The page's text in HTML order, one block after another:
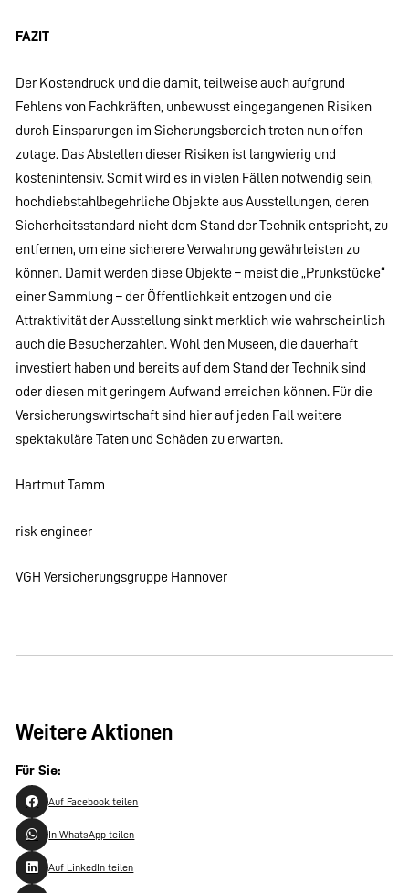
FAZIT
Der Kostendruck und die damit, teilweise auch aufgrund
Fehlens von Fachkräften, unbewusst eingegangenen Risiken
durch Einsparungen im Sicherungsbereich treten nun offen
zutage. Das Abstellen dieser Risiken ist langwierig und
kostenintensiv. Somit wird es in vielen Fällen notwendig sein,
hochdiebstahlbegehrliche Objekte aus Ausstellungen, deren
Sicherheitsstandard nicht dem Stand der Technik entspricht, zu
entfernen, um eine sicherere Verwahrung gewährleisten zu
können. Damit werden diese Objekte – meist die „Prunkstücke“
einer Sammlung – der Öffentlichkeit entzogen und die
Attraktivität der Ausstellung sinkt merklich wie wahrscheinlich
auch die Besucherzahlen. Wohl den Museen, die dauerhaft
investiert haben und bereits auf dem Stand der Technik sind
oder diesen mit geringem Aufwand erreichen können. Für die
Versicherungswirtschaft sind hier auf jeden Fall weitere
spektakuläre Taten und Schäden zu erwarten.
Hartmut Tamm
risk engineer
VGH Versicherungsgruppe Hannover
Weitere Aktionen
Für Sie:
Auf Facebook teilen
In WhatsApp teilen
Auf LinkedIn teilen